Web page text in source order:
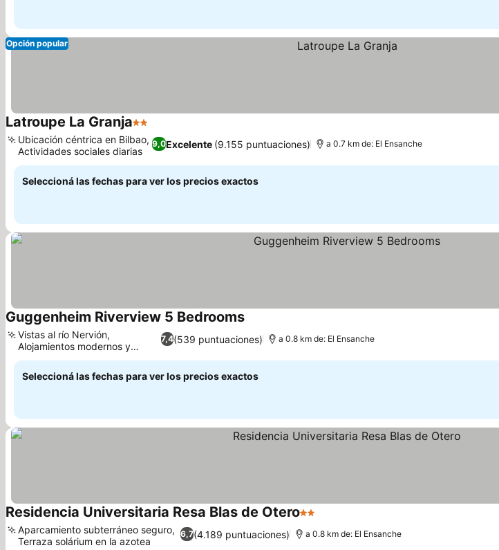
Opción popular
Latroupe La Granja2 Estrellas
9,0Excelente (9.155 puntuaciones)
Ubicación céntrica en Bilbao,
Actividades sociales diarias
a 0.7 km de: El Ensanche
Seleccioná las fechas para ver los precios exactos
Guggenheim Riverview 5 BedroomsVer precios
7,4(539 puntuaciones)
Vistas al río Nervión,
Alojamientos modernos y
limpios
a 0.8 km de: El Ensanche
Seleccioná las fechas para ver los precios exactos
Residencia Universitaria Resa Blas de Otero2 Estrellas
6,7(4.189 puntuaciones)
Aparcamiento subterráneo seguro,
Terraza solárium en la azotea
a 0.8 km de: El Ensanche